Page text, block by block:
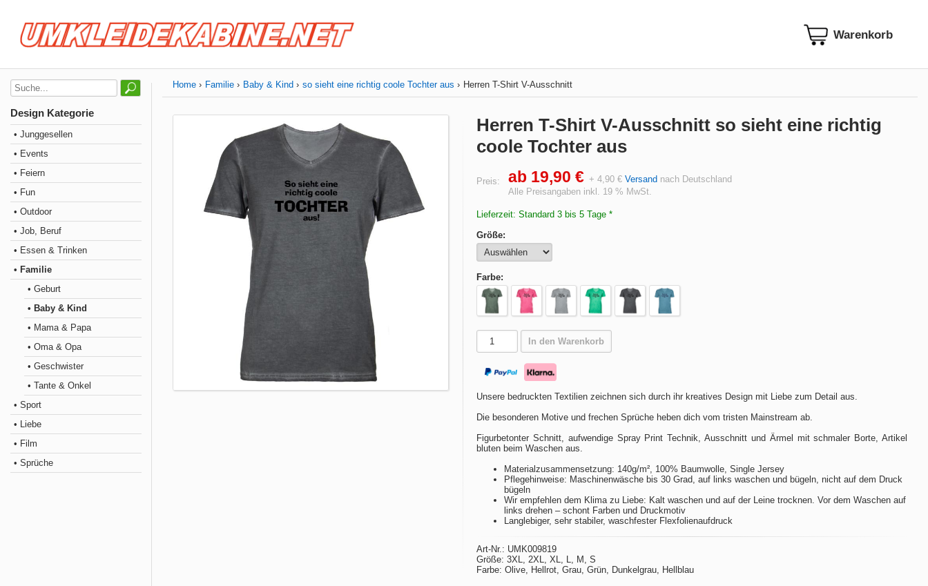
Design Kategorie
• Junggesellen
• Events
• Feiern
• Fun
• Outdoor
• Job, Beruf
• Essen & Trinken
• Familie
• Geburt
• Baby & Kind
• Mama & Papa
• Oma & Opa
• Geschwister
• Tante & Onkel
• Sport
• Liebe
• Film
• Sprüche
Home Familie Baby & Kind so sieht eine richtig coole Tochter aus Herren T-Shirt V-Ausschnitt
Herren T-Shirt V-Ausschnitt so sieht eine richtig
coole Tochter aus
Preis: ab 19,90 € + 4,90 € Versand nach Deutschland
Alle Preisangaben inkl. 19 % MwSt.
Lieferzeit: Standard 3 bis 5 Tage *
Größe:
Farbe:
In den Warenkorb
Unsere bedruckten Textilien zeichnen sich durch ihr kreatives Design mit Liebe zum Detail aus.
Die besonderen Motive und frechen Sprüche heben dich vom tristen Mainstream ab.
Figurbetonter Schnitt, aufwendige Spray Print Technik, Ausschnitt und Ärmel mit schmaler Borte, Artikel
bluten beim Waschen aus.
Materialzusammensetzung: 140g/m², 100% Baumwolle, Single Jersey
Pflegehinweise: Maschinenwäsche bis 30 Grad, auf links waschen und bügeln, nicht auf dem Druck
bügeln
Wir empfehlen dem Klima zu Liebe: Kalt waschen und auf der Leine trocknen. Vor dem Waschen auf
links drehen – schont Farben und Druckmotiv
Langlebiger, sehr stabiler, waschfester Flexfolienaufdruck
Art-Nr.: UMK009819
Größe: 3XL, 2XL, XL, L, M, S
Farbe: Olive, Hellrot, Grau, Grün, Dunkelgrau, Hellblau